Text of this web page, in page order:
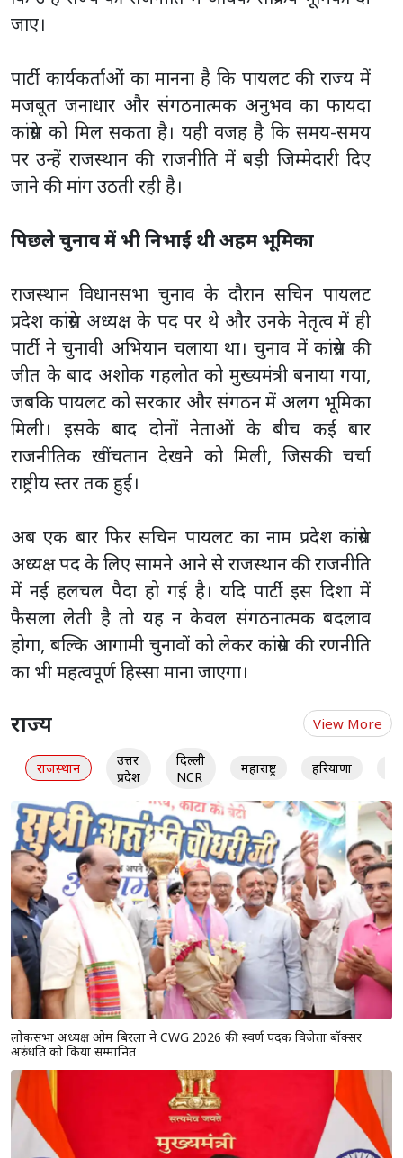
जाए।
पार्टी कार्यकर्ताओं का मानना है कि पायलट की राज्य में
मजबूत जनाधार और संगठनात्मक अनुभव का फायदा
कांग्रेस को मिल सकता है। यही वजह है कि समय-समय
पर उन्हें राजस्थान की राजनीति में बड़ी जिम्मेदारी दिए
जाने की मांग उठती रही है।
पिछले चुनाव में भी निभाई थी अहम भूमिका
राजस्थान विधानसभा चुनाव के दौरान सचिन पायलट
प्रदेश कांग्रेस अध्यक्ष के पद पर थे और उनके नेतृत्व में ही
पार्टी ने चुनावी अभियान चलाया था। चुनाव में कांग्रेस की
जीत के बाद अशोक गहलोत को मुख्यमंत्री बनाया गया,
जबकि पायलट को सरकार और संगठन में अलग भूमिका
मिली। इसके बाद दोनों नेताओं के बीच कई बार
राजनीतिक खींचतान देखने को मिली, जिसकी चर्चा
राष्ट्रीय स्तर तक हुई।
अब एक बार फिर सचिन पायलट का नाम प्रदेश कांग्रेस
अध्यक्ष पद के लिए सामने आने से राजस्थान की राजनीति
में नई हलचल पैदा हो गई है। यदि पार्टी इस दिशा में
फैसला लेती है तो यह न केवल संगठनात्मक बदलाव
होगा, बल्कि आगामी चुनावों को लेकर कांग्रेस की रणनीति
का भी महत्वपूर्ण हिस्सा माना जाएगा।
राज्य View More
राजस्थान
उत्तर
प्रदेश
दिल्ली
NCR
महाराष्ट्र हरियाणा
लोकसभा अध्यक्ष ओम बिरला ने CWG 2026 की स्वर्ण पदक विजेता बॉक्सर
अरुंधति को किया सम्मानित